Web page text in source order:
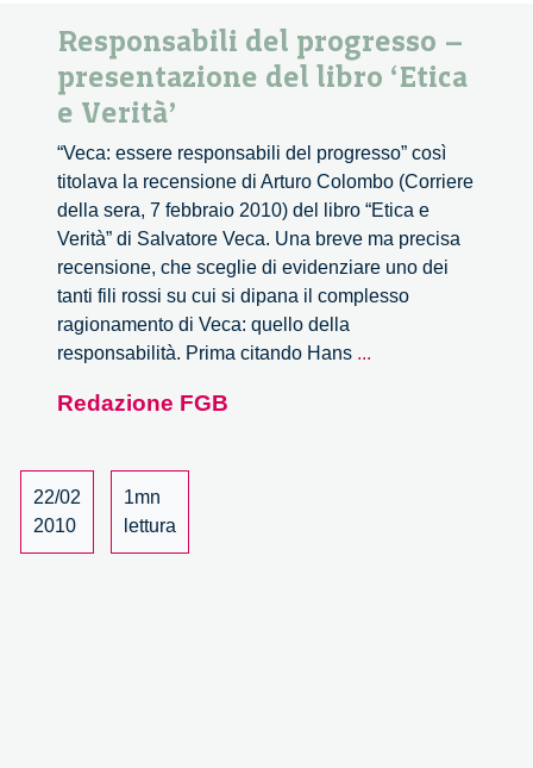
Responsabili del progresso –
presentazione del libro ‘Etica
e Verità’
“Veca: essere responsabili del progresso” così
titolava la recensione di Arturo Colombo (Corriere
della sera, 7 febbraio 2010) del libro “Etica e
Verità” di Salvatore Veca. Una breve ma precisa
recensione, che sceglie di evidenziare uno dei
tanti fili rossi su cui si dipana il complesso
ragionamento di Veca: quello della
responsabilità. Prima citando Hans ...
Redazione FGB
22/02
2010
1mn
lettura